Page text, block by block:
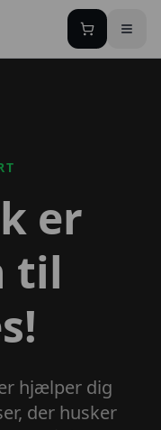
er
til
hjælper dig
der husker